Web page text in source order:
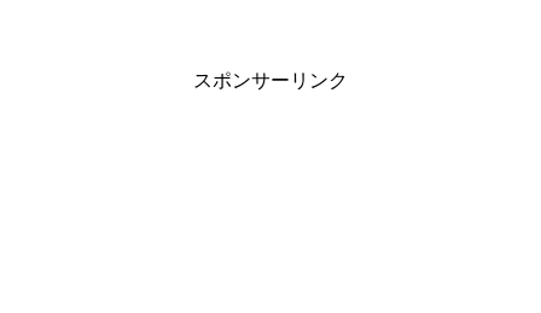
スポンサーリンク